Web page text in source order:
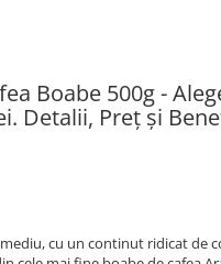
Boabe 500g -
Detalii, Preț și
cu un continut ridicat de